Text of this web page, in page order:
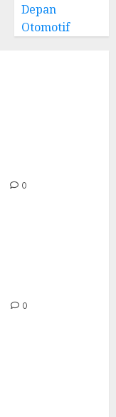
Depan
Otomotif
0
0